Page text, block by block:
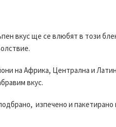
вкус ще се влюбят в този
на Африка, Централна и
вкус.
изпечено и